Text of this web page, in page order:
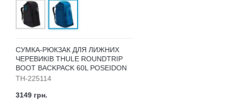
СУМКА-РЮКЗАК ДЛЯ ЛИЖНИХ
ЧЕРЕВИКІВ THULE ROUNDTRIP
BOOT BACKPACK 60L POSEIDON
TH-225114
3149 грн.